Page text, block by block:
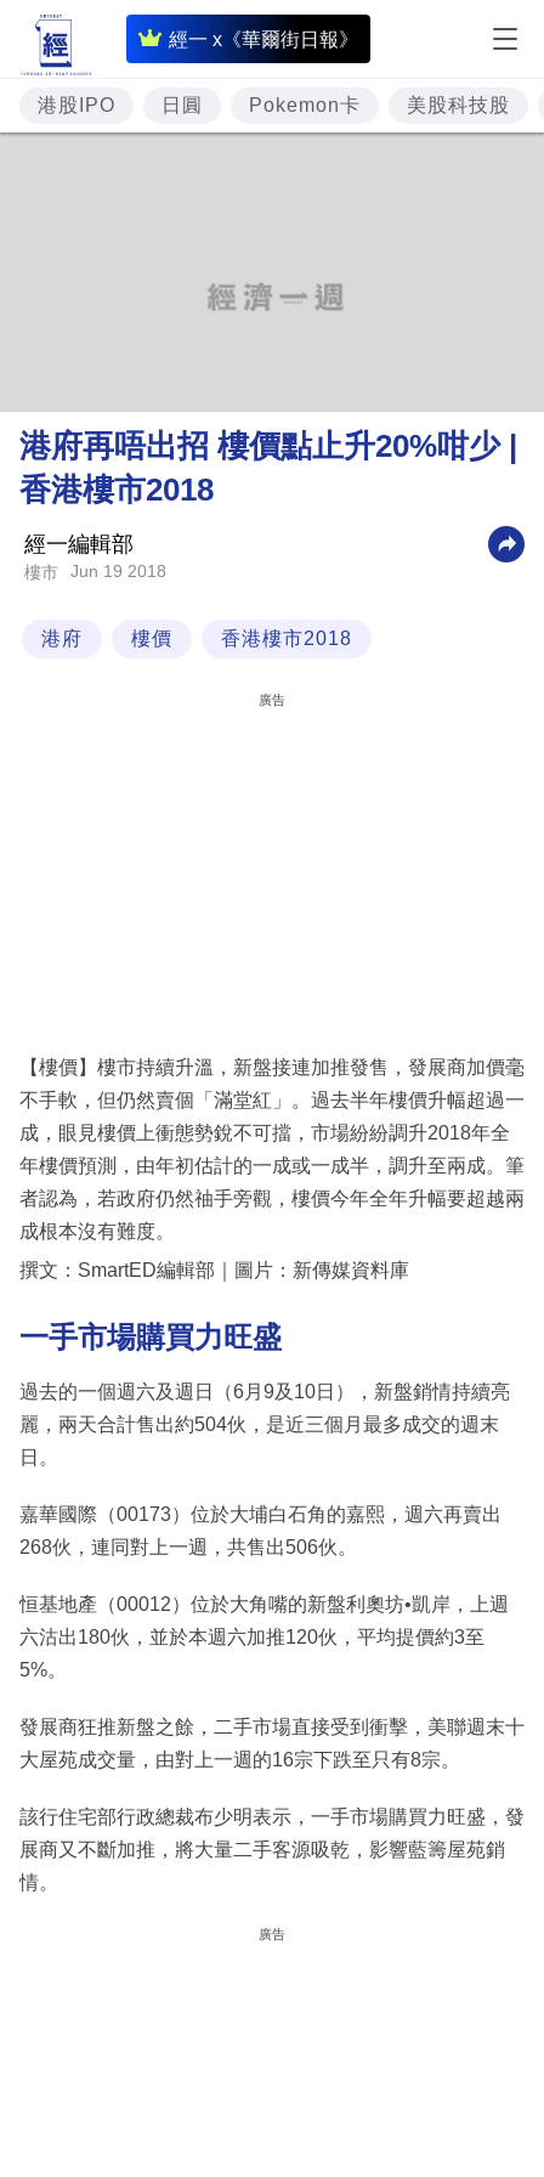
經一 x《華爾街日報》
即
時
財
經
理
財
商
科
區
港股IPO 日圓 Pokemon卡 美股科技股
港府再唔出招 樓價點止升20%咁少 |
香港樓市2018
經一編輯部
樓市 Jun 19 2018
港府 樓價 香港樓市2018
廣告
【樓價】樓市持續升溫，新盤接連加推發售，發展商加價毫
不手軟，但仍然賣個「滿堂紅」。過去半年樓價升幅超過一
成，眼見樓價上衝態勢銳不可擋，市場紛紛調升2018年全
年樓價預測，由年初估計的一成或一成半，調升至兩成。筆
者認為，若政府仍然䄂手旁觀，樓價今年全年升幅要超越兩
成根本沒有難度。
撰文：SmartED編輯部｜圖片：新傳媒資料庫
一手市場購買力旺盛
過去的一個週六及週日（6月9及10日），新盤銷情持續亮
麗，兩天合計售出約504伙，是近三個月最多成交的週末
日。
嘉華國際（00173）位於大埔白石角的嘉熙，週六再賣出
268伙，連同對上一週，共售出506伙。
恒基地產（00012）位於大角嘴的新盤利奧坊•凱岸，上週
六沽出180伙，並於本週六加推120伙，平均提價約3至
5%。
發展商狂推新盤之餘，二手市場直接受到衝擊，美聯週末十
大屋苑成交量，由對上一週的16宗下跌至只有8宗。
該行住宅部行政總裁布少明表示，一手市場購買力旺盛，發
展商又不斷加推，將大量二手客源吸乾，影響藍籌屋苑銷
情。
廣告